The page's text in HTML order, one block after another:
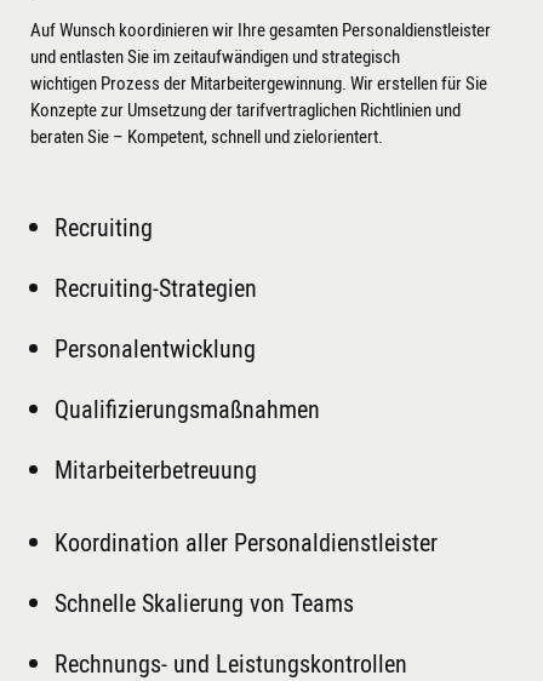
Auf Wunsch koordinieren wir Ihre gesamten Personaldienstleister
und entlasten Sie im zeitaufwändigen und strategisch
wichtigen Prozess der Mitarbeitergewinnung. Wir erstellen für Sie
Konzepte zur Umsetzung der tarifvertraglichen Richtlinien und
beraten Sie – Kompetent, schnell und zielorientert.
Recruiting
Recruiting-Strategien
Personalentwicklung
Qualifizierungsmaßnahmen
Mitarbeiterbetreuung
Koordination aller Personaldienstleister
Schnelle Skalierung von Teams
Rechnungs- und Leistungskontrollen